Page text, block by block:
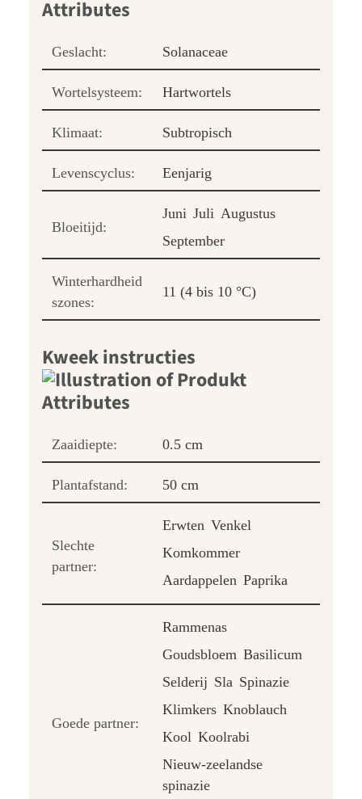
Geslacht: Solanaceae
Wortelsysteem: Hartwortels
Klimaat: Subtropisch
Levenscyclus: Eenjarig
Bloeitijd:
Juni Juli Augustus
September
Winterhardheid
szones:
11 (4 bis 10 °C)
Kweek instructies
Zaaidiepte: 0.5 cm
Plantafstand: 50 cm
Slechte
partner:
Erwten Venkel
Komkommer
Aardappelen Paprika
Goede partner:
Rammenas
Goudsbloem Basilicum
Selderij Sla Spinazie
Klimkers Knoblauch
Kool Koolrabi
Nieuw-zeelandse
spinazie